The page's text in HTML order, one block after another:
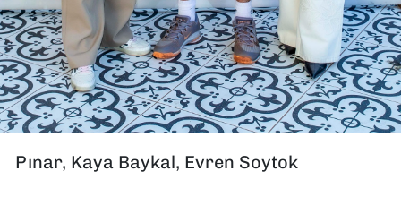
Pınar, Kaya Baykal, Evren Soytok